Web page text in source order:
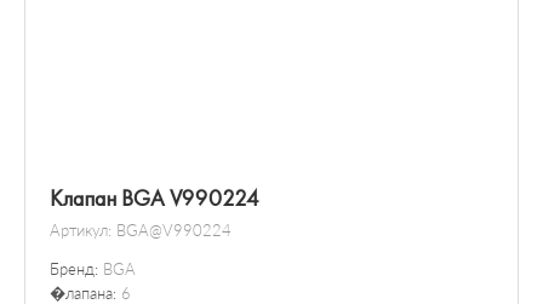
Клапан BGA V990224
Артикул: BGA@V990224
Бренд: BGA
�лапана: 6